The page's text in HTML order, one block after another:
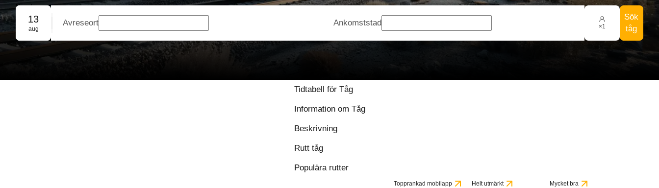
Rundresa
Gruppbokning
13
aug
Avreseort Ankomststad ×1
Sök
tåg
Tidtabell för Tåg
Information om Tåg
Beskrivning
Rutt tåg
Populära rutter
Topprankad mobilapp Helt utmärkt Mycket bra